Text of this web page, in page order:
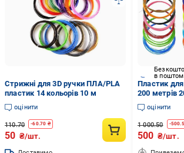
Стрижні для 3D ручки ПЛА/PLA
пластик 14 кольорів 10 м
оцінити
110.70 -60.70 ₴
50 ₴/шт.
в
Пластик
200 метрів
кольорів
оцінити
1 000.50 -
500 ₴/шт.